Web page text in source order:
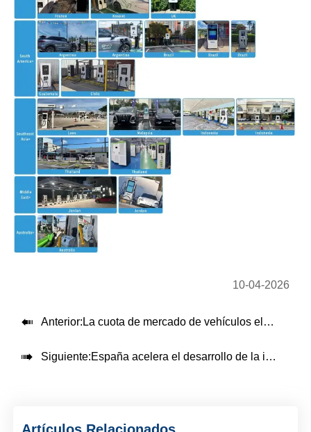
10-04-2026
 Anterior:La cuota de mercado de vehículos eléctricos en Australia alcanza un récord en marzo
 Siguiente:España acelera el desarrollo de la industria de vehículos eléctricos mediante una profunda cooperación con empresas chinas